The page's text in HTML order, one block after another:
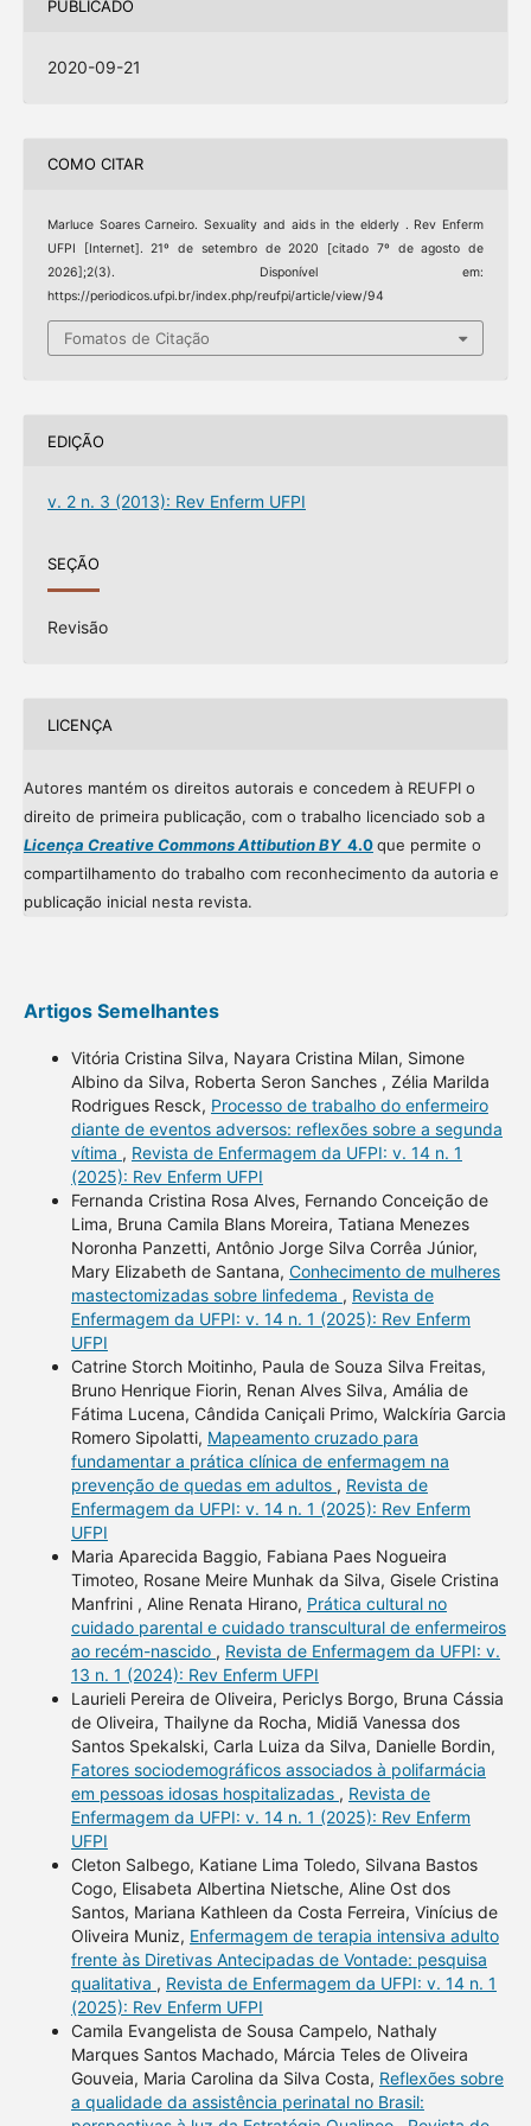
PUBLICADO
2020-09-21
COMO CITAR
Marluce Soares Carneiro. Sexuality and aids in the elderly . Rev Enferm
UFPI [Internet]. 21º de setembro de 2020 [citado 7º de agosto de
2026];2(3). Disponível em:
https://periodicos.ufpi.br/index.php/reufpi/article/view/94
Fomatos de Citação
EDIÇÃO
v. 2 n. 3 (2013): Rev Enferm UFPI
SEÇÃO
Revisão
LICENÇA
Autores mantém os direitos autorais e concedem à REUFPI o
direito de primeira publicação, com o trabalho licenciado sob a
Licença Creative Commons Attibution BY4.0que permite o
compartilhamento do trabalho com reconhecimento da autoria e
publicação inicial nesta revista.
Artigos Semelhantes
Vitória Cristina Silva, Nayara Cristina Milan, Simone
Albino da Silva, Roberta Seron Sanches , Zélia Marilda
Rodrigues Resck, Processo de trabalho do enfermeiro
diante de eventos adversos: reflexões sobre a segunda
vítima , Revista de Enfermagem da UFPI: v. 14 n. 1
(2025): Rev Enferm UFPI
Fernanda Cristina Rosa Alves, Fernando Conceição de
Lima, Bruna Camila Blans Moreira, Tatiana Menezes
Noronha Panzetti, Antônio Jorge Silva Corrêa Júnior,
Mary Elizabeth de Santana, Conhecimento de mulheres
mastectomizadas sobre linfedema , Revista de
Enfermagem da UFPI: v. 14 n. 1 (2025): Rev Enferm
UFPI
Catrine Storch Moitinho, Paula de Souza Silva Freitas,
Bruno Henrique Fiorin, Renan Alves Silva, Amália de
Fátima Lucena, Cândida Caniçali Primo, Walckíria Garcia
Romero Sipolatti, Mapeamento cruzado para
fundamentar a prática clínica de enfermagem na
prevenção de quedas em adultos , Revista de
Enfermagem da UFPI: v. 14 n. 1 (2025): Rev Enferm
UFPI
Maria Aparecida Baggio, Fabiana Paes Nogueira
Timoteo, Rosane Meire Munhak da Silva, Gisele Cristina
Manfrini , Aline Renata Hirano, Prática cultural no
cuidado parental e cuidado transcultural de enfermeiros
ao recém-nascido , Revista de Enfermagem da UFPI: v.
13 n. 1 (2024): Rev Enferm UFPI
Laurieli Pereira de Oliveira, Periclys Borgo, Bruna Cássia
de Oliveira, Thailyne da Rocha, Midiã Vanessa dos
Santos Spekalski, Carla Luiza da Silva, Danielle Bordin,
Fatores sociodemográficos associados à polifarmácia
em pessoas idosas hospitalizadas , Revista de
Enfermagem da UFPI: v. 14 n. 1 (2025): Rev Enferm
UFPI
Cleton Salbego, Katiane Lima Toledo, Silvana Bastos
Cogo, Elisabeta Albertina Nietsche, Aline Ost dos
Santos, Mariana Kathleen da Costa Ferreira, Vinícius de
Oliveira Muniz, Enfermagem de terapia intensiva adulto
frente às Diretivas Antecipadas de Vontade: pesquisa
qualitativa , Revista de Enfermagem da UFPI: v. 14 n. 1
(2025): Rev Enferm UFPI
Camila Evangelista de Sousa Campelo, Nathaly
Marques Santos Machado, Márcia Teles de Oliveira
Gouveia, Maria Carolina da Silva Costa, Reflexões sobre
a qualidade da assistência perinatal no Brasil: